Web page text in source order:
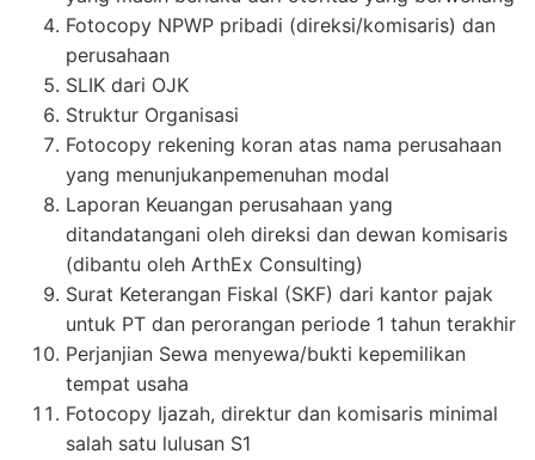
Fotocopy NPWP pribadi (direksi/komisaris) dan
perusahaan
SLIK dari OJK
Struktur Organisasi
Fotocopy rekening koran atas nama perusahaan
yang menunjukanpemenuhan modal
Laporan Keuangan perusahaan yang
ditandatangani oleh direksi dan dewan komisaris
(dibantu oleh ArthEx Consulting)
Surat Keterangan Fiskal (SKF) dari kantor pajak
untuk PT dan perorangan periode 1 tahun terakhir
Perjanjian Sewa menyewa/bukti kepemilikan
tempat usaha
Fotocopy Ijazah, direktur dan komisaris minimal
salah satu lulusan S1